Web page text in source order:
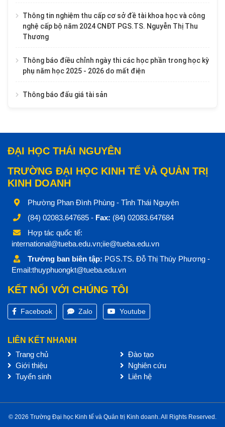
Thông tin nghiệm thu cấp cơ sở đề tài khoa học và công
nghệ cấp bộ năm 2024 CNĐT PGS.TS. Nguyễn Thị Thu
Thương
Thông báo điều chỉnh ngày thi các học phần trong học kỳ
phụ năm học 2025 - 2026 do mất điện
Thông báo đấu giá tài sản
ĐẠI HỌC THÁI NGUYÊN
TRƯỜNG ĐẠI HỌC KINH TẾ VÀ QUẢN TRỊ
KINH DOANH
Phường Phan Đình Phùng - Tỉnh Thái Nguyên
(84) 02083.647685 - Fax: (84) 02083.647684
Hợp tác quốc tế:
international@tueba.edu.vn;iie@tueba.edu.vn
Trưởng ban biên tập: PGS.TS. Đỗ Thị Thúy Phương -
Email:thuyphuongkt@tueba.edu.vn
KẾT NỐI VỚI CHÚNG TÔI
Facebook Zalo Youtube
LIÊN KẾT NHANH
Trang chủ
Giới thiệu
Tuyển sinh
Đào tạo
Nghiên cứu
Liên hệ
© 2026 Trường Đại học Kinh tế và Quản trị Kinh doanh. All Rights Reserved.